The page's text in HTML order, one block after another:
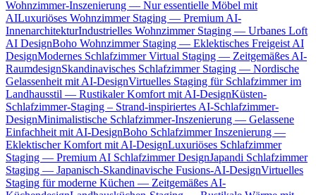
Wohnzimmer-Inszenierung — Nur essentielle Möbel mit
AILuxuriöses Wohnzimmer Staging — Premium AI-
InnenarchitekturIndustrielles Wohnzimmer Staging — Urbanes Loft
AI DesignBoho Wohnzimmer Staging — Eklektisches Freigeist AI
DesignModernes Schlafzimmer Virtual Staging — Zeitgemäßes AI-
RaumdesignSkandinavisches Schlafzimmer Staging — Nordische
Gelassenheit mit AI-DesignVirtuelles Staging für Schlafzimmer im
Landhausstil — Rustikaler Komfort mit AI-DesignKüsten-
Schlafzimmer-Staging – Strand-inspiriertes AI-Schlafzimmer-
DesignMinimalistische Schlafzimmer-Inszenierung — Gelassene
Einfachheit mit AI-DesignBoho Schlafzimmer Inszenierung —
Eklektischer Komfort mit AI-DesignLuxuriöses Schlafzimmer
Staging — Premium AI Schlafzimmer DesignJapandi Schlafzimmer
Staging — Japanisch-Skandinavische Fusions-AI-DesignVirtuelles
Staging für moderne Küchen — Zeitgemäßes AI-